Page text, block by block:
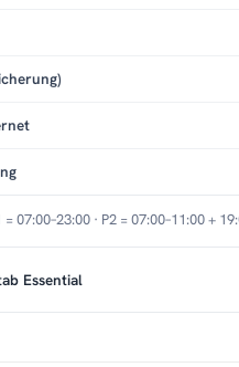
= 07:00–23:00 · P2 = 07:00–11:00 +
Essential